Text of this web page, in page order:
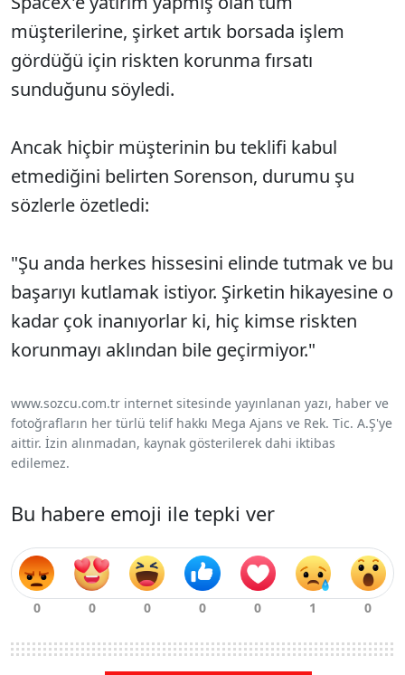
müşterilerine, şirket artık borsada işlem
gördüğü için riskten korunma fırsatı
sunduğunu söyledi.
Ancak hiçbir müşterinin bu teklifi kabul
etmediğini belirten Sorenson, durumu şu
sözlerle özetledi:
"Şu anda herkes hissesini elinde tutmak ve bu
başarıyı kutlamak istiyor. Şirketin hikayesine o
kadar çok inanıyorlar ki, hiç kimse riskten
korunmayı aklından bile geçirmiyor."
www.sozcu.com.tr internet sitesinde yayınlanan yazı, haber ve
fotoğrafların her türlü telif hakkı Mega Ajans ve Rek. Tic. A.Ş'ye
aittir. İzin alınmadan, kaynak gösterilerek dahi iktibas
edilemez.
Bu habere emoji ile tepki ver